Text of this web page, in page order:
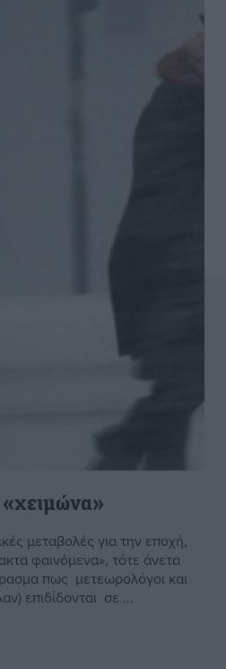
μεταβολές για την εποχή,
φαινόμενα», τότε άνετα
πως μετεωρολόγοι και
επιδίδονται σε ...